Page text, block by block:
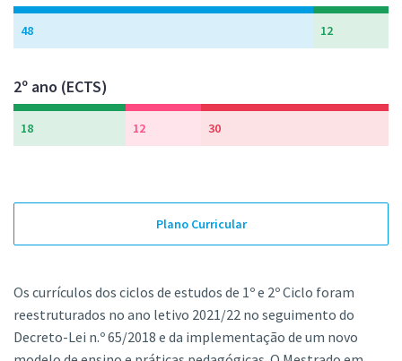
48 12
2º ano (ECTS)
18 12 30
Plano Curricular
Os currículos dos ciclos de estudos de 1º e 2º Ciclo foram
reestruturados no ano letivo 2021/22 no seguimento do
Decreto-Lei n.º 65/2018 e da implementação de um novo